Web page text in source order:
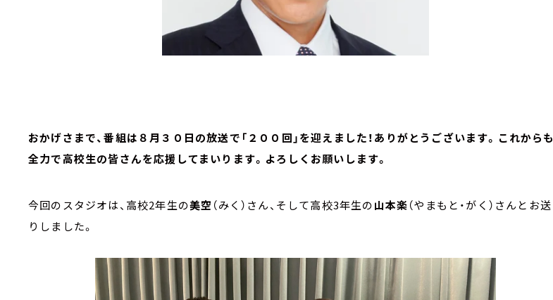
おかげさまで、番組は８月３０日の放送で「２００回」を迎えました！ありがとうございます。これからも
全力で高校生の皆さんを応援してまいります。よろしくお願いします。
今回のスタジオは、高校2年生の美空 （みく）さん、そして高校3年生の山本楽（やまもと・がく）さんとお送
りしました。